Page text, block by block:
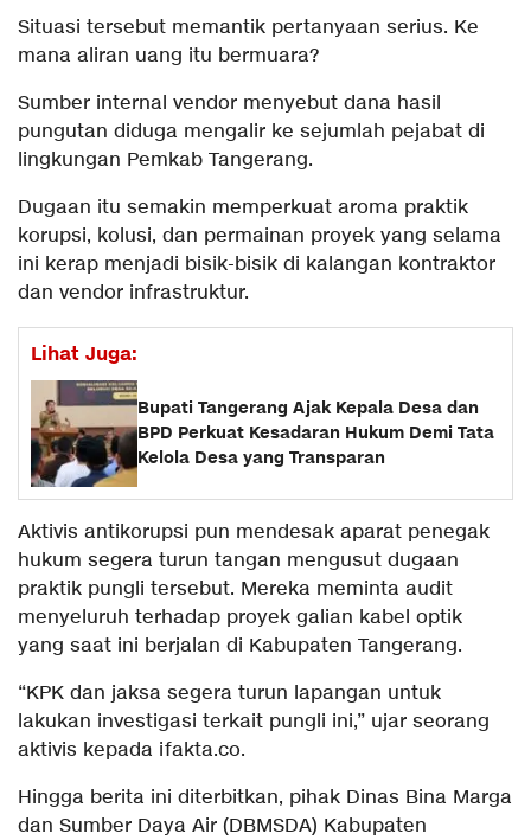
Situasi tersebut memantik pertanyaan serius. Ke
mana aliran uang itu bermuara?
Sumber internal vendor menyebut dana hasil
pungutan diduga mengalir ke sejumlah pejabat di
lingkungan Pemkab Tangerang.
Dugaan itu semakin memperkuat aroma praktik
korupsi, kolusi, dan permainan proyek yang selama
ini kerap menjadi bisik-bisik di kalangan kontraktor
dan vendor infrastruktur.
Lihat Juga:
Bupati Tangerang Ajak Kepala Desa dan
BPD Perkuat Kesadaran Hukum Demi Tata
Kelola Desa yang Transparan
Aktivis antikorupsi pun mendesak aparat penegak
hukum segera turun tangan mengusut dugaan
praktik pungli tersebut. Mereka meminta audit
menyeluruh terhadap proyek galian kabel optik
yang saat ini berjalan di Kabupaten Tangerang.
“KPK dan jaksa segera turun lapangan untuk
lakukan investigasi terkait pungli ini,” ujar seorang
aktivis kepada ifakta.co.
Hingga berita ini diterbitkan, pihak Dinas Bina Marga
dan Sumber Daya Air (DBMSDA) Kabupaten